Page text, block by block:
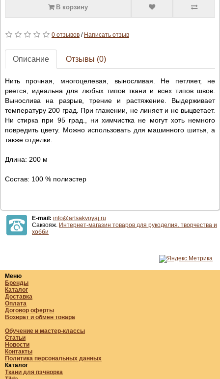
В корзину
0 отзывов/ Написать отзыв
Описание Отзывы (0)
Нить прочная, многоцелевая, выносливая. Не петляет, не
рвется, идеальна для любых типов ткани и всех типов швов.
Вынослива на разрыв, трение и растяжение. Выдерживает
температуру 200 град. При глажении, не линяет и не выцветает.
Ни стирка при 95 град., ни химчистка не могут хоть немного
повредить цвету. Можно использовать для машинного шитья, а
также отделки.
Длина: 200 м
Состав: 100 % полиэстер
E-mail: info@artsakvoyaj.ru
Саквояж. Интернет-магазин товаров для рукоделия, творчества и
хобби
Меню
Бренды
Каталог
Доставка
Оплата
Договор оферты
Возврат и обмен товара
Обучение и мастер-классы
Статьи
Новости
Контакты
Политика персональных данных
Каталог
Ткани для пэчворка